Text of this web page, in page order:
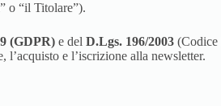
o “il Titolare”).
(GDPR) e del D.Lgs. 196/2003 (Codice
e l’iscrizione alla newsletter.